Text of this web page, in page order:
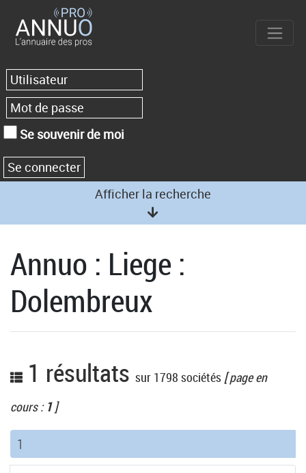
Se souvenir de moi
Afficher la recherche
Annuo : Liege :
Dolembreux
1 résultats sur 1798 sociétés [ page en
cours : 1]
1